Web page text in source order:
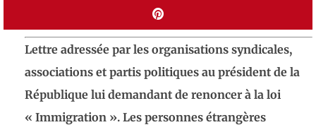
Lettre adressée par les organisations syndicales,
associations et partis politiques au président de la
République lui demandant de renoncer à la loi
« Immigration ». Les personnes étrangères